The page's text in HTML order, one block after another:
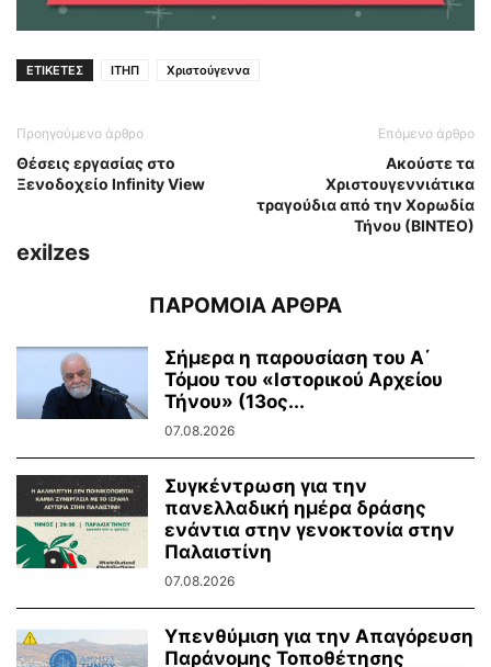
ΕΤΙΚΕΤΕΣ ΙΤΗΠ Χριστούγεννα
Προηγούμενο άρθρο
Θέσεις εργασίας στο
Ξενοδοχείο Infinity View
Επόμενο άρθρο
Ακούστε τα
Χριστουγεννιάτικα
τραγούδια από την Χορωδία
Τήνου (ΒΙΝΤΕΟ)
exilzes
ΠΑΡΟΜΟΙΑ ΑΡΘΡΑ
Σήμερα η παρουσίαση του Α΄
Τόμου του «Ιστορικού Αρχείου
Τήνου» (13ος...
07.08.2026
Συγκέντρωση για την
πανελλαδική ημέρα δράσης
ενάντια στην γενοκτονία στην
Παλαιστίνη
07.08.2026
Υπενθύμιση για την Απαγόρευση
Παράνομης Τοποθέτησης